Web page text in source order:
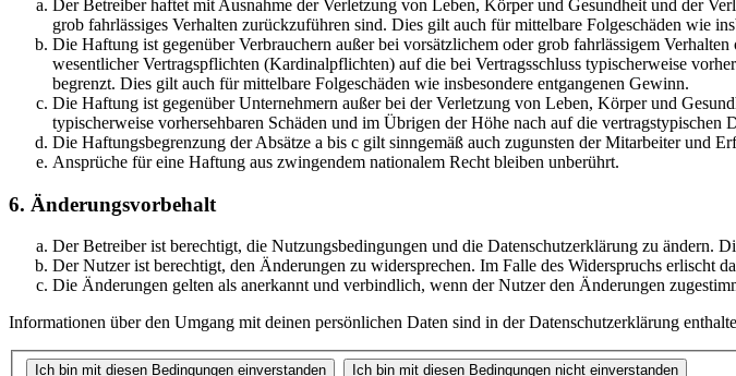
Der Betreiber haftet mit Ausnahme der Verletzung von Leben, Körper und Gesundheit und der
grob fahrlässiges Verhalten zurückzuführen sind. Dies gilt auch für mittelbare Folgeschäden wie
Die Haftung ist gegenüber Verbrauchern außer bei vorsätzlichem oder grob fahrlässigem
wesentlicher Vertragspflichten (Kardinalpflichten) auf die bei Vertragsschluss typischerweise
begrenzt. Dies gilt auch für mittelbare Folgeschäden wie insbesondere entgangenen Gewinn.
Die Haftung ist gegenüber Unternehmern außer bei der Verletzung von Leben, Körper und
typischerweise vorhersehbaren Schäden und im Übrigen der Höhe nach auf die
Die Haftungsbegrenzung der Absätze a bis c gilt sinngemäß auch zugunsten der Mitarbeiter und
Ansprüche für eine Haftung aus zwingendem nationalem Recht bleiben unberührt.
6. Änderungsvorbehalt
Der Betreiber ist berechtigt, die Nutzungsbedingungen und die Datenschutzerklärung zu ändern.
Der Nutzer ist berechtigt, den Änderungen zu widersprechen. Im Falle des Widerspruchs erlischt
Die Änderungen gelten als anerkannt und verbindlich, wenn der Nutzer den Änderungen
Informationen über den Umgang mit deinen persönlichen Daten sind in der Datenschutzerklärung